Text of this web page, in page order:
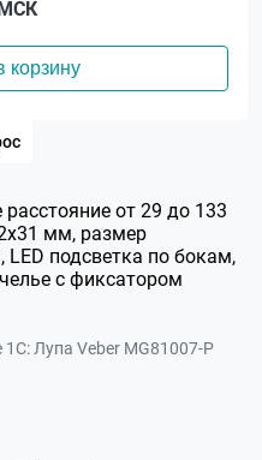
корзину
от 29 до 133
мм, размер
подсветка по бокам,
с фиксатором
1С: Лупа Veber MG81007-P